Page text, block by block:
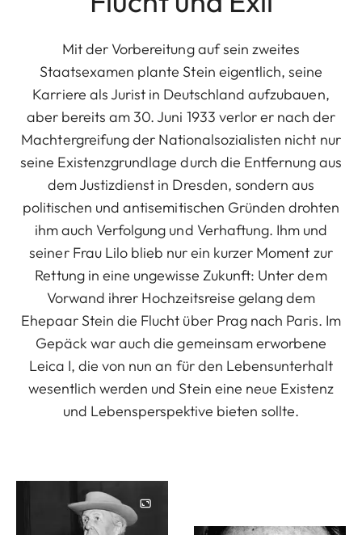
Mit der Vorbereitung auf sein zweites
Staatsexamen plante Stein eigentlich, seine
Karriere als Jurist in Deutschland aufzubauen,
aber bereits am 30. Juni 1933 verlor er nach der
Machtergreifung der Nationalsozialisten nicht nur
seine Existenzgrundlage durch die Entfernung aus
dem Justizdienst in Dresden, sondern aus
politischen und antisemitischen Gründen drohten
ihm auch Verfolgung und Verhaftung. Ihm und
seiner Frau Lilo blieb nur ein kurzer Moment zur
Rettung in eine ungewisse Zukunft: Unter dem
Vorwand ihrer Hochzeitsreise gelang dem
Ehepaar Stein die Flucht über Prag nach Paris. Im
Gepäck war auch die gemeinsam erworbene
Leica I, die von nun an für den Lebensunterhalt
wesentlich werden und Stein eine neue Existenz
und Lebensperspektive bieten sollte.